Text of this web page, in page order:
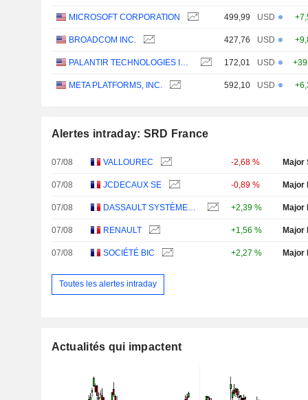
MICROSOFT CORPORATION 499,99 USD
BROADCOM INC. 427,76 USD
172,01 USD
META PLATFORMS, INC. 592,10 USD
Alertes intraday: SRD France
07/08 VALLOUREC -2,68 % Major
07/08 JCDECAUX SE -0,89 % Major
07/08 +2,39 % Major
07/08 RENAULT +1,56 % Major
07/08 SOCIÉTÉ BIC +2,27 % Major
Toutes les alertes intraday
Actualités qui impactent